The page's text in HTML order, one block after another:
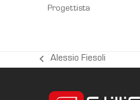
Progettista
post
Alessio Fiesoli